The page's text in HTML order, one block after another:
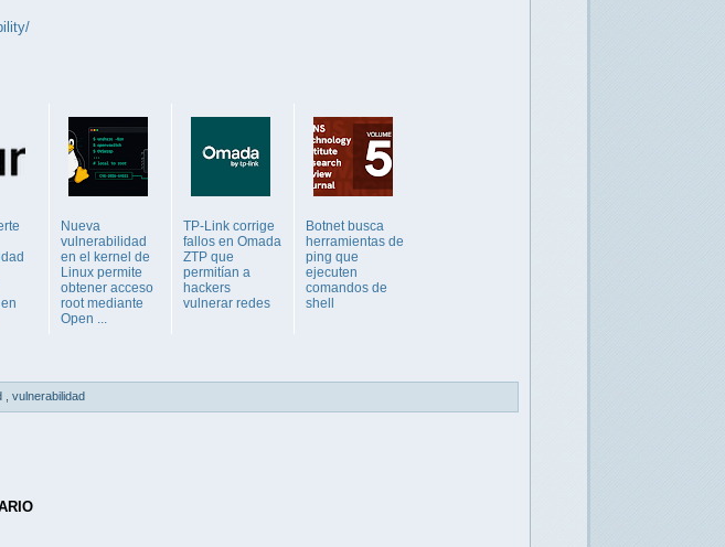
Nueva
vulnerabilidad
en el kernel de
Linux permite
obtener acceso
root mediante
Open ...
TP-Link corrige
fallos en Omada
ZTP que
permitían a
hackers
vulnerar redes
Botnet busca
herramientas de
ping que
ejecuten
comandos de
shell
vulnerabilidad